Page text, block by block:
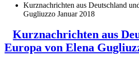
Kurznachrichten aus Deutschland
Gugliuzzo Januar 2018
Kurznachrichten aus
Europa von Elena